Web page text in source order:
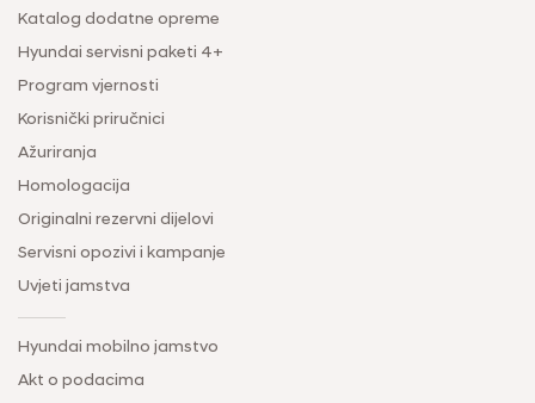
Katalog dodatne opreme
Hyundai servisni paketi 4+
Program vjernosti
Korisnički priručnici
Ažuriranja
Homologacija
Originalni rezervni dijelovi
Servisni opozivi i kampanje
Uvjeti jamstva
Hyundai mobilno jamstvo
Akt o podacima